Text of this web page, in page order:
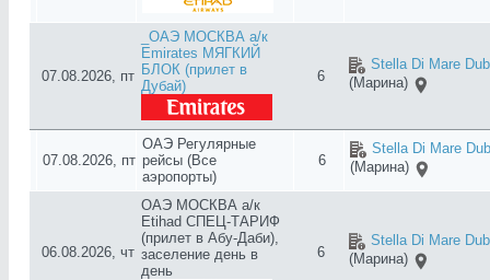
07.08.2026, пт
_ОАЭ МОСКВА а/к
Emirates МЯГКИЙ
БЛОК (прилет в
Дубай)
6
Stella Di Mare
(Марина)
07.08.2026, пт
ОАЭ Регулярные
рейсы (Все
аэропорты)
6
Stella Di Mare
(Марина)
06.08.2026, чт
ОАЭ МОСКВА а/к
Etihad СПЕЦ-ТАРИФ
(прилет в Абу-Даби),
заселение день в
день
6
Stella Di Mare
(Марина)